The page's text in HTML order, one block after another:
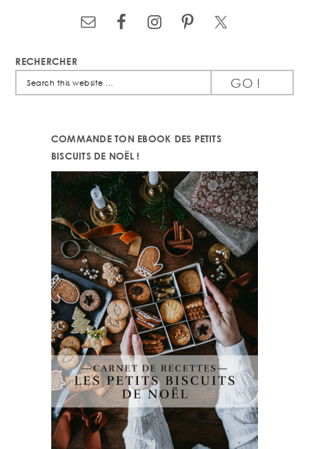
RECHERCHER
COMMANDE TON EBOOK DES PETITS
BISCUITS DE NOËL !